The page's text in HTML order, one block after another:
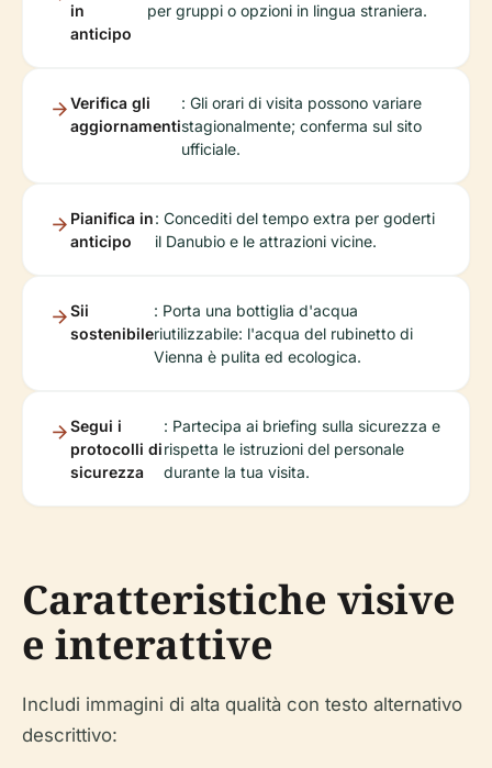
in
anticipo
per gruppi o opzioni in lingua straniera.
Verifica gli
aggiornamenti
: Gli orari di visita possono variare
stagionalmente; conferma sul sito
ufficiale.
Pianifica in
anticipo
: Concediti del tempo extra per goderti
il Danubio e le attrazioni vicine.
Sii
sostenibile
: Porta una bottiglia d'acqua
riutilizzabile: l'acqua del rubinetto di
Vienna è pulita ed ecologica.
Segui i
protocolli di
sicurezza
: Partecipa ai briefing sulla sicurezza e
rispetta le istruzioni del personale
durante la tua visita.
Caratteristiche visive
e interattive
Includi immagini di alta qualità con testo alternativo
descrittivo: